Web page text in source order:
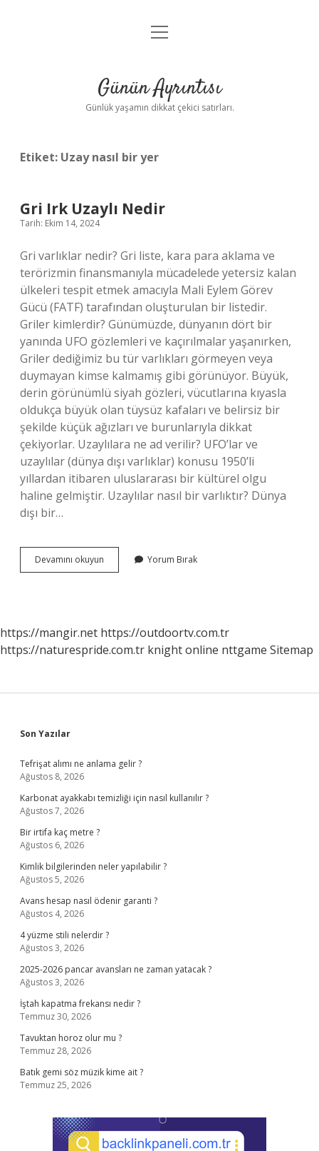
Anasayfa
Yasal Uyarı
menüyü
Günün Ayrıntısı
Günlük yaşamın dikkat çekici satırları.
Etiket: Uzay nasıl bir yer
Gri Irk Uzaylı Nedir
Tarih: Ekim 14, 2024
Gri varlıklar nedir? Gri liste, kara para aklama ve
terörizmin finansmanıyla mücadelede yetersiz kalan
ülkeleri tespit etmek amacıyla Mali Eylem Görev
Gücü (FATF) tarafından oluşturulan bir listedir.
Griler kimlerdir? Günümüzde, dünyanın dört bir
yanında UFO gözlemleri ve kaçırılmalar yaşanırken,
Griler dediğimiz bu tür varlıkları görmeyen veya
duymayan kimse kalmamış gibi görünüyor. Büyük,
derin görünümlü siyah gözleri, vücutlarına kıyasla
oldukça büyük olan tüysüz kafaları ve belirsiz bir
şekilde küçük ağızları ve burunlarıyla dikkat
çekiyorlar. Uzaylılara ne ad verilir? UFO’lar ve
uzaylılar (dünya dışı varlıklar) konusu 1950’li
yıllardan itibaren uluslararası bir kültürel olgu
haline gelmiştir. Uzaylılar nasıl bir varlıktır? Dünya
dışı bir…
Devamını okuyun
Irk
Yorum Bırak
https://mangir.net https://outdoortv.com.tr
https://naturespride.com.tr knight online nttgame Sitemap
Sidebar
Son Yazılar
Tefrişat alımı ne anlama gelir ?
Ağustos 8, 2026
Karbonat ayakkabı temizliği için nasıl kullanılır ?
Ağustos 7, 2026
Bir irtifa kaç metre ?
Ağustos 6, 2026
Kimlik bilgilerinden neler yapılabilir ?
Ağustos 5, 2026
Avans hesap nasıl ödenir garanti ?
Ağustos 4, 2026
4 yüzme stili nelerdir ?
Ağustos 3, 2026
2025-2026 pancar avansları ne zaman yatacak ?
Ağustos 3, 2026
İştah kapatma frekansı nedir ?
Temmuz 30, 2026
Tavuktan horoz olur mu ?
Temmuz 28, 2026
Batık gemi söz müzik kime ait ?
Temmuz 25, 2026